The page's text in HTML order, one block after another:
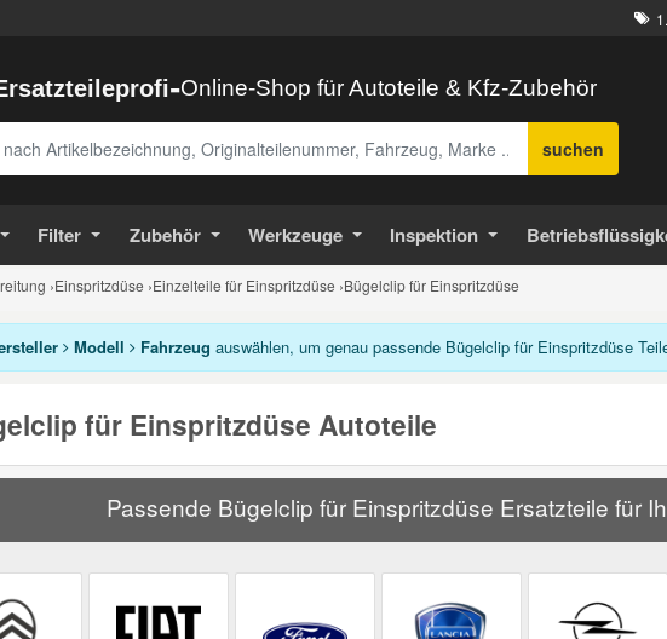
-Online-Shop für Autoteile & Kfz-Zubehör
suchen
Filter Zubehör Werkzeuge Inspektion
›Einspritzdüse ›Einzelteile für Einspritzdüse ›Bügelclip für Einspritzdüse
Modell Fahrzeug auswählen, um genau passende Bügelclip für Einspritzdüse
für Einspritzdüse Autoteile
Passende Bügelclip für Einspritzdüse Ersatzteile für